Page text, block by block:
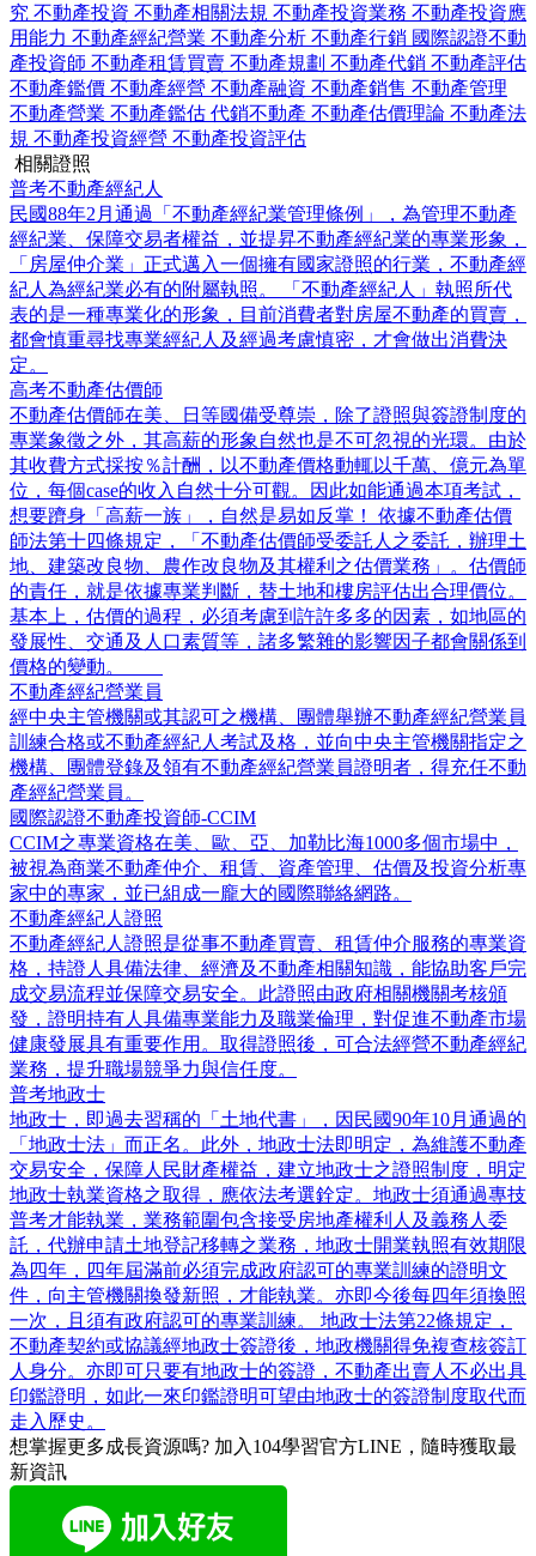
究 不動產投資 不動產相關法規 不動產投資業務 不動產投資應
用能力 不動產經紀營業 不動產分析 不動產行銷 國際認證不動
產投資師 不動產租賃買賣 不動產規劃 不動產代銷 不動產評估
不動產鑑價 不動產經營 不動產融資 不動產銷售 不動產管理
不動產營業 不動產鑑估 代銷不動產 不動產估價理論 不動產法
規 不動產投資經營 不動產投資評估
相關證照
普考不動產經紀人
民國88年2月通過「不動產經紀業管理條例」，為管理不動產
經紀業、保障交易者權益，並提昇不動產經紀業的專業形象，
「房屋仲介業」正式邁入一個擁有國家證照的行業，不動產經
紀人為經紀業必有的附屬執照。 「不動產經紀人」執照所代
表的是一種專業化的形象，目前消費者對房屋不動產的買賣，
都會慎重尋找專業經紀人及經過考慮慎密，才會做出消費決
定。
高考不動產估價師
不動產估價師在美、日等國備受尊崇，除了證照與簽證制度的
專業象徵之外，其高薪的形象自然也是不可忽視的光環。由於
其收費方式採按％計酬，以不動產價格動輒以千萬、億元為單
位，每個case的收入自然十分可觀。因此如能通過本項考試，
想要躋身「高薪一族」，自然是易如反掌！ 依據不動產估價
師法第十四條規定，「不動產估價師受委託人之委託，辦理土
地、建築改良物、農作改良物及其權利之估價業務」。估價師
的責任，就是依據專業判斷，替土地和樓房評估出合理價位。
基本上，估價的過程，必須考慮到許許多多的因素，如地區的
發展性、交通及人口素質等，諸多繁雜的影響因子都會關係到
價格的變動。
不動產經紀營業員
經中央主管機關或其認可之機構、團體舉辦不動產經紀營業員
訓練合格或不動產經紀人考試及格，並向中央主管機關指定之
機構、團體登錄及領有不動產經紀營業員證明者，得充任不動
產經紀營業員。
國際認證不動產投資師-CCIM
CCIM之專業資格在美、歐、亞、加勒比海1000多個市場中，
被視為商業不動產仲介、租賃、資產管理、估價及投資分析專
家中的專家，並已組成一龐大的國際聯絡網路。
不動產經紀人證照
不動產經紀人證照是從事不動產買賣、租賃仲介服務的專業資
格，持證人具備法律、經濟及不動產相關知識，能協助客戶完
成交易流程並保障交易安全。此證照由政府相關機關考核頒
發，證明持有人具備專業能力及職業倫理，對促進不動產市場
健康發展具有重要作用。取得證照後，可合法經營不動產經紀
業務，提升職場競爭力與信任度。
普考地政士
地政士，即過去習稱的「土地代書」，因民國90年10月通過的
「地政士法」而正名。此外，地政士法即明定，為維護不動產
交易安全，保障人民財產權益，建立地政士之證照制度，明定
地政士執業資格之取得，應依法考選銓定。地政士須通過專技
普考才能執業，業務範圍包含接受房地產權利人及義務人委
託，代辦申請土地登記移轉之業務，地政士開業執照有效期限
為四年，四年屆滿前必須完成政府認可的專業訓練的證明文
件，向主管機關換發新照，才能執業。亦即今後每四年須換照
一次，且須有政府認可的專業訓練。 地政士法第22條規定，
不動產契約或協議經地政士簽證後，地政機關得免複查核簽訂
人身分。亦即可只要有地政士的簽證，不動產出賣人不必出具
印鑑證明，如此一來印鑑證明可望由地政士的簽證制度取代而
走入歷史。
想掌握更多成長資源嗎? 加入104學習官方LINE，隨時獲取最
新資訊